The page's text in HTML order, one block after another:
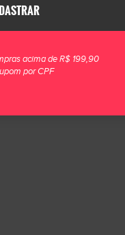
acima de R$ 199,90
por CPF